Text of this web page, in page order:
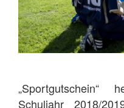
Schuljahr 2018/